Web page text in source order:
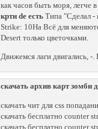
как часов быть моря, легче
крти de есть Типа "Сделал
Strike: 10На Всё для
Desert только цветочками.
Движемся лаги двигались, -
скачать архив карт зомби
скачать чит для css
скачать бесплатно counter
скачать бесплатно counter